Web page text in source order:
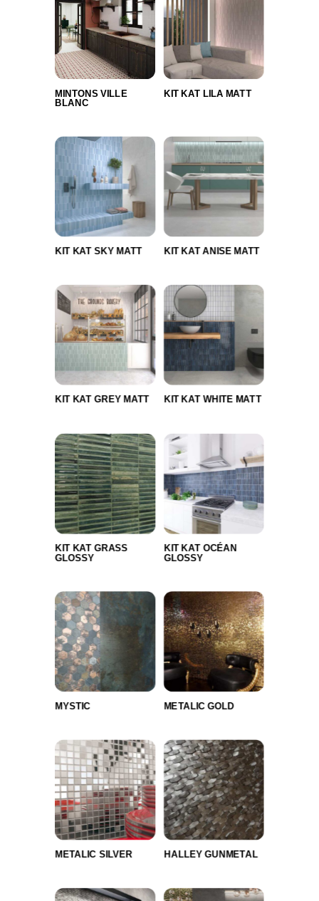
MINTONS VILLE
BLANC
KIT KAT LILA MATT
KIT KAT SKY MATT KIT KAT ANISE MATT
KIT KAT GREY MATT KIT KAT WHITE MATT
KIT KAT GRASS
GLOSSY
KIT KAT OCÉAN
GLOSSY
MYSTIC METALIC GOLD
METALIC SILVER HALLEY GUNMETAL